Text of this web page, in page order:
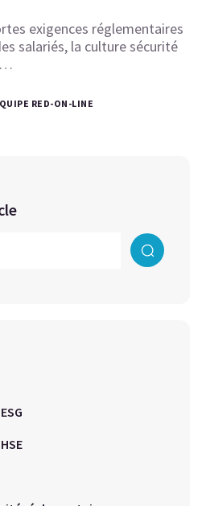
exigences réglementaires
salariés, la culture sécurité
RED-ON-LINE